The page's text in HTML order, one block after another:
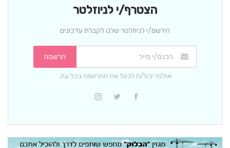
הצטרף/י לניוזלטר
הירשם/י לניוזלטר שלנו לקבלת עדכונים
הרשמה
את/ה יכול/ה לבטל את ההרשמה בכל עת.